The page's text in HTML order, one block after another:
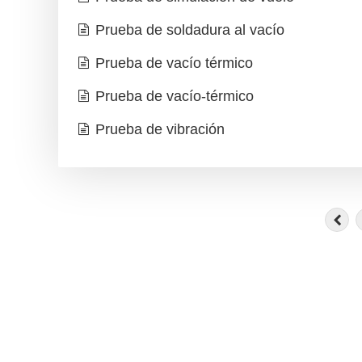
Prueba de soldadura al vacío
Prueba de vacío térmico
Prueba de vacío-térmico
Prueba de vibración